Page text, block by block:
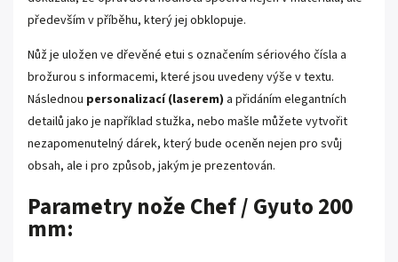
především v příběhu, který jej obklopuje.
Nůž je uložen ve dřevěné etui s označením sériového čísla a
brožurou s informacemi, které jsou uvedeny výše v textu.
Následnou personalizací (laserem) a přidáním elegantních
detailů jako je například stužka, nebo mašle můžete vytvořit
nezapomenutelný dárek, který bude oceněn nejen pro svůj
obsah, ale i pro způsob, jakým je prezentován.
Parametry nože Chef / Gyuto 200
mm: